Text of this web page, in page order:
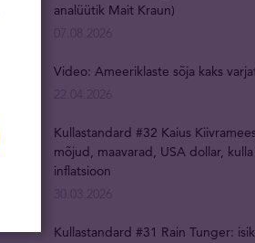
analüütik Mait Kraun)
07.08.2026
Video: Ameeriklaste sõja kaks
22.04.2026
Kullastandard #32 Kaius
mõjud, maavarad, USA dollar,
inflatsioon
30.03.2026
Kullastandard #31 Rain Tunger: